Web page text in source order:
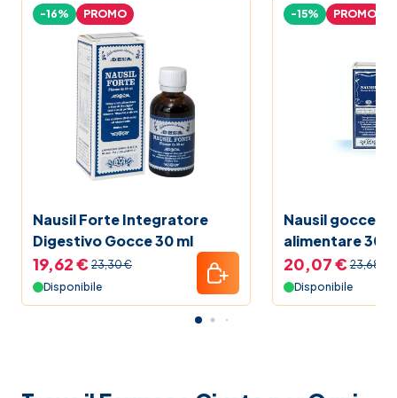
Nausil Forte Integratore
Digestivo Gocce 30 ml
-16% PROMO
19,62 € 23,30 €
Disponibile
Nausil gocce
alimentare
-15% PROMO
20,07 € 23,68 €
Disponibile